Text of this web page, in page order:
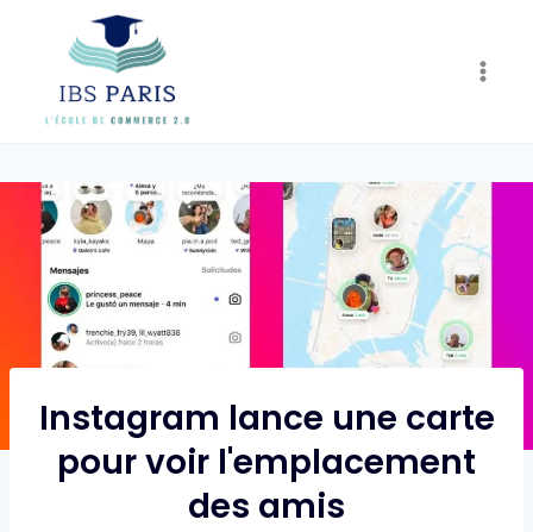
content
Instagram lance une carte
pour voir l'emplacement
des amis